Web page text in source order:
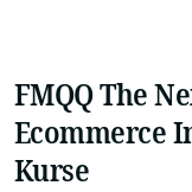
FMQQ The
Ecommerce
Kurse